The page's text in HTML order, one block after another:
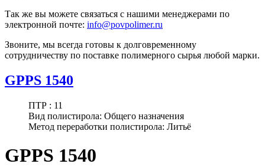
Так же вы можете связаться с нашими менеджерами по
электронной почте: info@povpolimer.ru
Звоните, мы всегда готовы к долговременному
сотрудничеству по поставке полимерного сырья любой марки.
GPPS 1540
ПТР : 11
Вид полистирола: Общего назначения
Метод переработки полистирола: Литьё
GPPS 1540